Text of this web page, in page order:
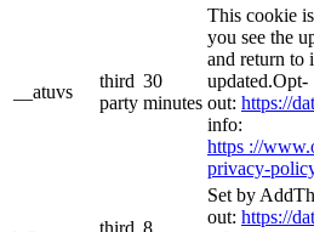
__atuvs
third
party
30
minutes
This cookie
you see the
and return to
updated.Opt-
out: https://
info:
https ://
privacy-
third 8
Set by
out: https://